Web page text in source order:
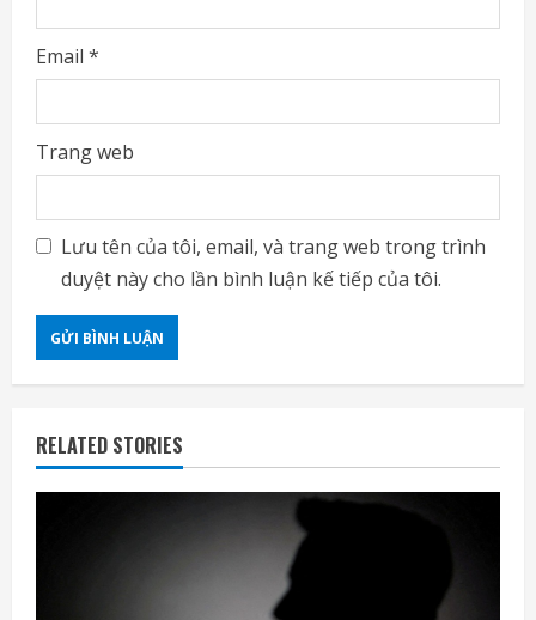
Email *
Trang web
Lưu tên của tôi, email, và trang web trong trình
duyệt này cho lần bình luận kế tiếp của tôi.
RELATED STORIES